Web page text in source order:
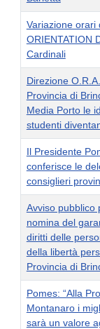
Variazione orari
ORIENTATION
Cardinali
Direzione
Provincia di
Media Porto le
studenti
Il Presidente
conferisce le
consiglieri
Avviso pubblico
nomina del
diritti delle
della libertà
Provincia di
Pomes: “Alla
Montanaro i
sarà un valore